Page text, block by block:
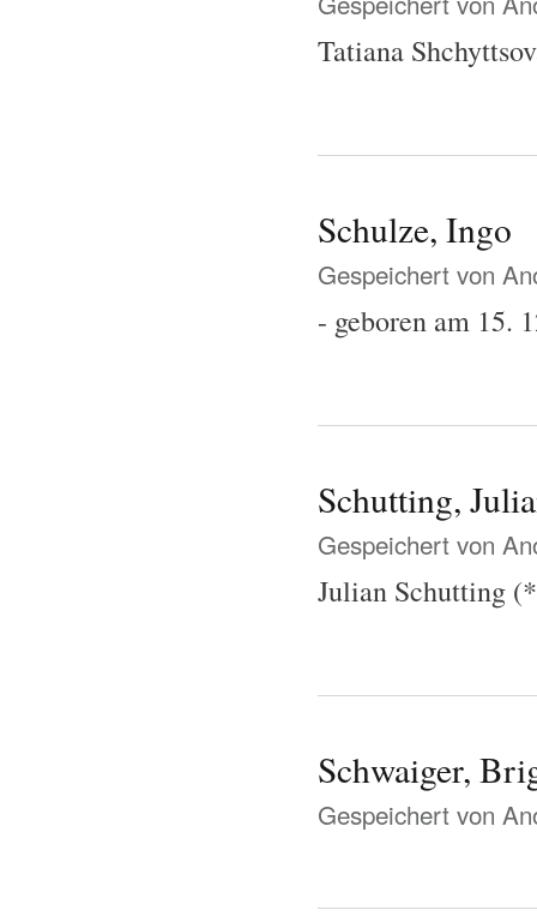
Tatiana
Schulze, Ingo
Gespeichert von
- geboren am 15.
Schutting,
Gespeichert von
Julian Schutting
Schwaiger,
Gespeichert von